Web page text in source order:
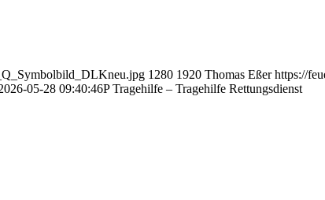
1280 1920 Thomas Eßer https://
05-28 09:40:46P Tragehilfe – Tragehilfe Rettungsdienst